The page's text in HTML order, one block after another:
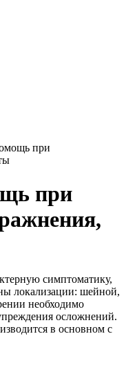
при
при
симптоматику,
локализации: шейной,
необходимо
осложнений.
в основном с